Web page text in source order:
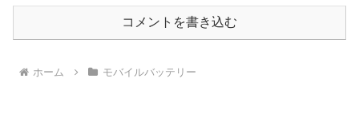
コメントを書き込む
ホーム モバイルバッテリー